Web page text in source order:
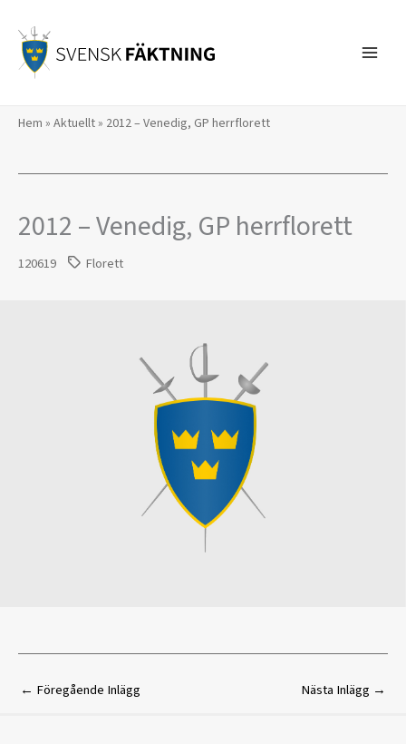
innehåll
Hem » Aktuellt» 2012 – Venedig, GP herrflorett
2012 – Venedig, GP herrflorett
120619 Florett
← Föregående Inlägg Nästa Inlägg →